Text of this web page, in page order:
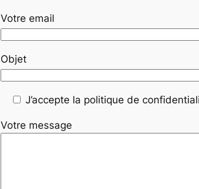
Votre email
Objet
J’accepte la politique de
Votre message